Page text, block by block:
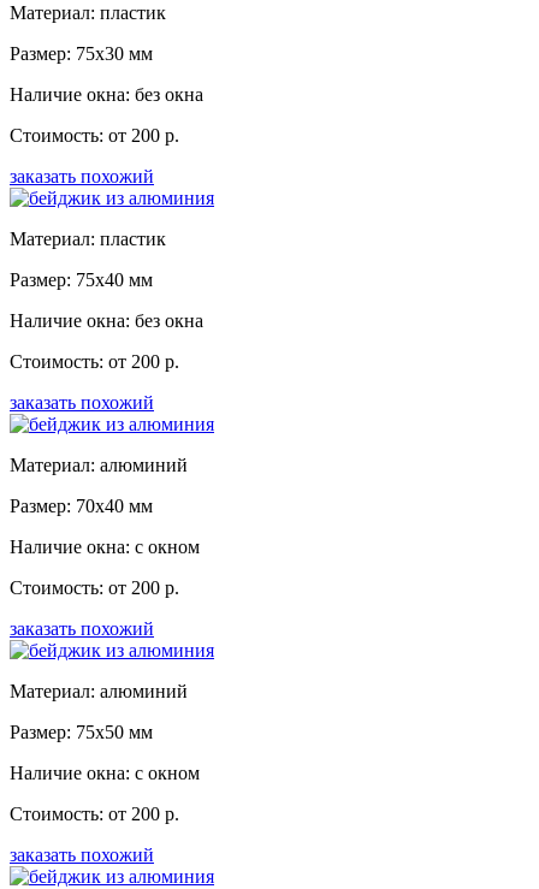
Материал: пластик
Размер: 75x30 мм
Наличие окна: без окна
Стоимость: от 200 р.
заказать похожий
Материал: пластик
Размер: 75x40 мм
Наличие окна: без окна
Стоимость: от 200 р.
заказать похожий
Материал: алюминий
Размер: 70x40 мм
Наличие окна: с окном
Стоимость: от 200 р.
заказать похожий
Материал: алюминий
Размер: 75x50 мм
Наличие окна: с окном
Стоимость: от 200 р.
заказать похожий